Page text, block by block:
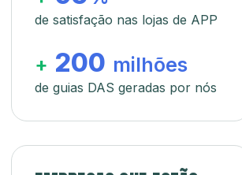
de satisfação nas lojas de APP
+ 200 milhões
de guias DAS geradas por nós